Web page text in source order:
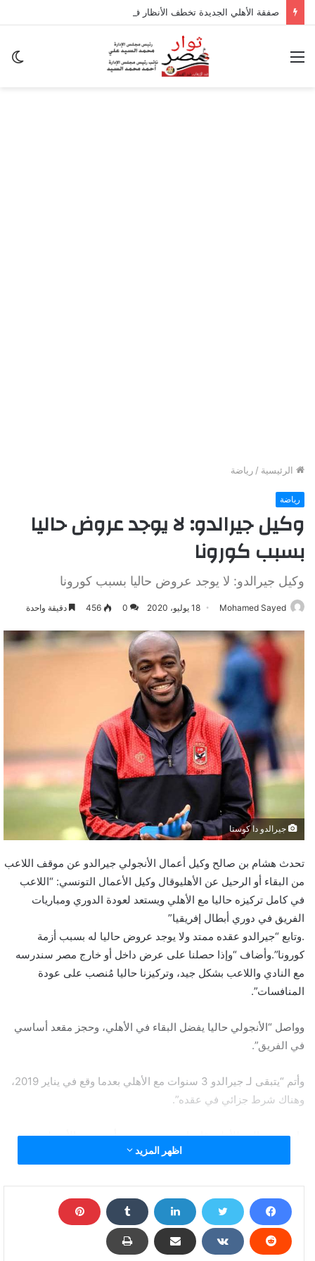
القائمة
الرئيسية / رياضة
رياضة
وكيل جيرالدو: لا يوجد عروض حاليا
بسبب كورونا
وكيل جيرالدو: لا يوجد عروض حاليا بسبب كورونا
Mohamed Sayed 18 يوليو، 2020 0
456 دقيقة واحدة
جيرالدو دا كوستا
تحدث هشام بن صالح وكيل أعمال الأنجولي جيرالدو عن موقف اللاعب
من البقاء أو الرحيل عن الأهليوقال وكيل الأعمال التونسي: “اللاعب
في كامل تركيزه حاليا مع الأهلي ويستعد لعودة الدوري ومباريات
الفريق في دوري أبطال إفريقيا”
.وتابع “جيرالدو عقده ممتد ولا يوجد عروض حاليا له بسبب أزمة
كورونا”.وأضاف “وإذا حصلنا على عرض داخل أو خارج مصر سندرسه
مع النادي واللاعب بشكل جيد، وتركيزنا حاليا مُنصب على عودة
المنافسات”.
وواصل “الأنجولي حاليا يفضل البقاء في الأهلي، وحجز مقعد أساسي
في الفريق”.
وأتم “يتبقى لـ جيرالدو 3 سنوات مع الأهلي بعدما وقع في يناير 2019،
وهناك شرط جزائي في عقده”.
وانضم جيرالدو للأهلي قادما من بريميرو دي أوجوستو الأنجولي في
وشارك جيرالدو مع الأهلي في 27 مباراة في كل البطولات سجل
خلالهم خمسة أهداف وصنع هدفا وحيدا.
وكيل جيرالدو: لا يوجد عروض حاليا بسبب كورونا
اظهر المزيد